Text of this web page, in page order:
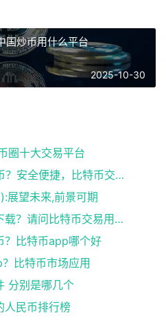
国炒币用什么平台
2025-10-30
圈十大交易平台
12年的时候怎么买比特币？安全便捷，比特币交易首选
展望未来,前景可期
哪里能下载比特币软件下载？请问比特币交易用什么软件
？比特币app哪个好
比特币市场应用
分别是哪几个
人民币排行榜